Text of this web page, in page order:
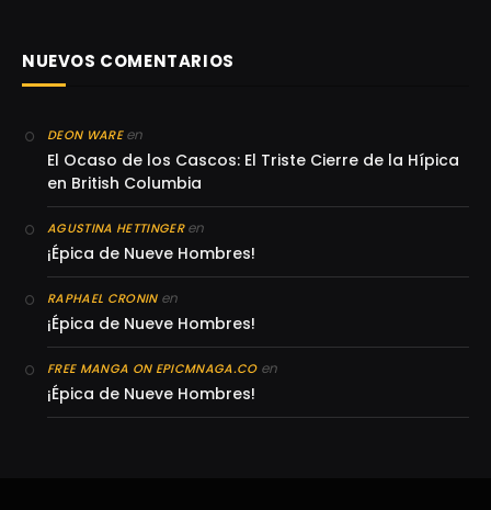
NUEVOS COMENTARIOS
DEON WAREen
El Ocaso de los Cascos: El Triste Cierre de la Hípica
en British Columbia
AGUSTINA HETTINGERen
¡Épica de Nueve Hombres!
RAPHAEL CRONINen
¡Épica de Nueve Hombres!
FREE MANGA ON EPICMNAGA.COen
¡Épica de Nueve Hombres!